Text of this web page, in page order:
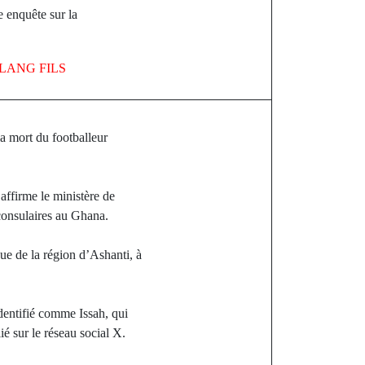
enquête sur la
FILS
mort du footballeur
le ministère de
au Ghana.
de la région d’Ashanti, à
comme Issah, qui
sur le réseau social X.